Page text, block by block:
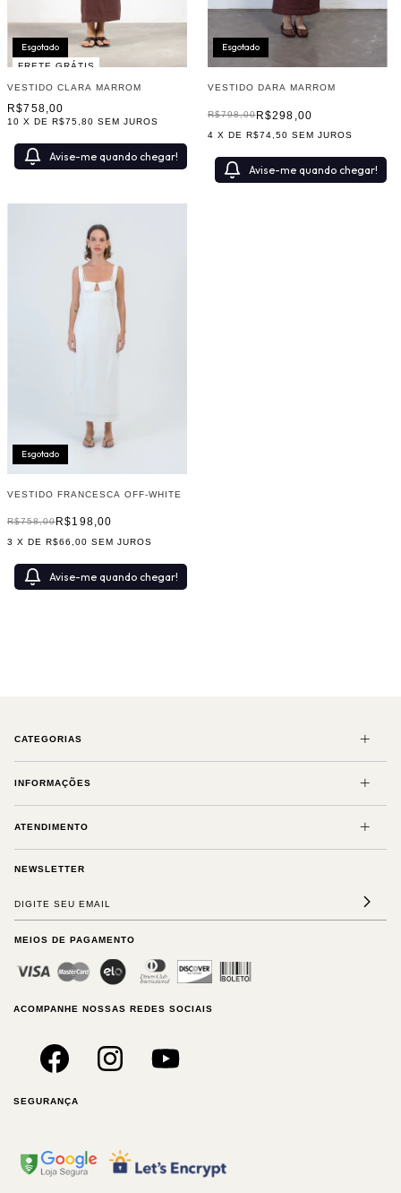
Esgotado
FRETE GRÁTIS
VESTIDO CLARA MARROM
R$758,00
10 X DE R$75,80 SEM JUROS
Avise-me quando chegar!
Esgotado
VESTIDO DARA MARROM
R$298,00
R$798,00
4 X DE R$74,50 SEM JUROS
Avise-me quando chegar!
Esgotado
VESTIDO FRANCESCA OFF-WHITE
R$198,00
R$758,00
3 X DER$66,00 SEM JUROS
Avise-me quando chegar!
CATEGORIAS
INFORMAÇÕES
ATENDIMENTO
NEWSLETTER
MEIOS DE PAGAMENTO
ACOMPANHE NOSSAS REDES SOCIAIS
SEGURANÇA